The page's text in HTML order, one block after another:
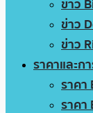
ข่าว
ข่าว
ข่าว
ราคาและก
ราคา
ราคา